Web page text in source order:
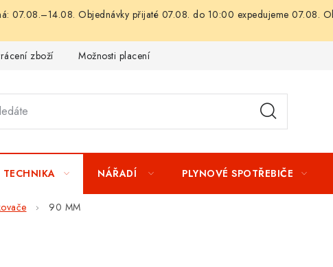
07.08.–14.08. Objednávky přijaté 07.08. do 10:00 expedujeme 07.08.
zboží Možnosti placení
NÁŘADÍ PLYNOVÉ SPOTŘEBIČE
90 MM